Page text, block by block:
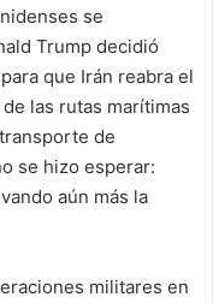
se
Trump decidió
que Irán reabra el
las rutas marítimas
de
se hizo esperar:
aún más la
militares en